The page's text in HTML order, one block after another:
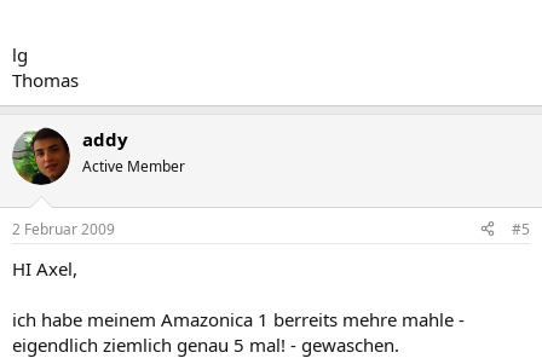
lg
Thomas
addy
Active Member
2 Februar 2009 #5
HI Axel,
ich habe meinem Amazonica 1 berreits mehre mahle -
eigendlich ziemlich genau 5 mal! - gewaschen.